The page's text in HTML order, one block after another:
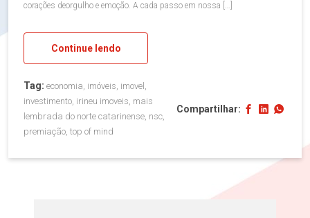
corações deorgulho e emoção. A cada passo em nossa […]
Continue lendo
Tag: economia, imóveis, imovel,
investimento, irineu imoveis, mais
lembrada do norte catarinense, nsc,
premiação, top of mind
Compartilhar: